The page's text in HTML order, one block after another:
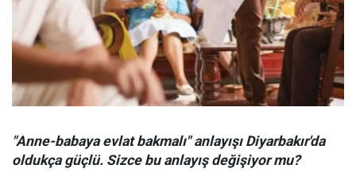
"Anne-babaya evlat bakmalı" anlayışı Diyarbakır'da
oldukça güçlü. Sizce bu anlayış değişiyor mu?